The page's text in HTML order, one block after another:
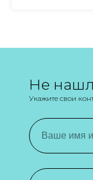
Не
Укажите свои